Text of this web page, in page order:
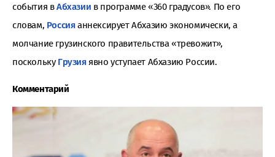
события вАбхазии в программе «360 градусов». По его
словам, Россияаннексирует Абхазию экономически, а
молчание грузинского правительства «тревожит»,
поскольку Грузияявно уступает Абхазию России.
Комментарий